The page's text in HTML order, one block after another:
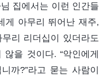
집에서는 이런 인간들
게 아무리 뛰어난 재주,
리 리더십이 있더라도
을 것이다. “악인에게
까?”라고 묻는 사람이